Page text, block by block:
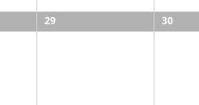
29 30